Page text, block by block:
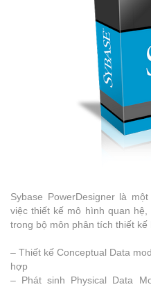
Sybase PowerDesigner là
việc thiết kế mô hình quan hệ,
trong bộ môn phân tích thiết kế
– Thiết kế Conceptual Data
hợp
– Phát sinh Physical Data